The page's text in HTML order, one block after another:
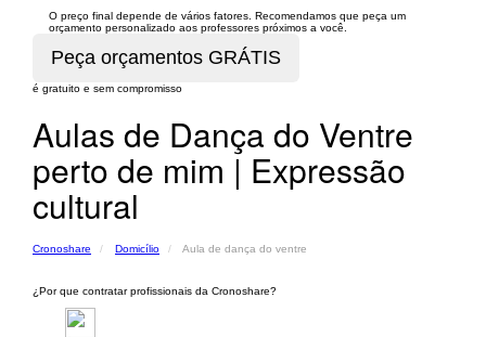
O preço final depende de vários fatores. Recomendamos que peça um
orçamento personalizado aos professores próximos a você.
é gratuito e sem compromisso
Aulas de Dança do Ventre
perto de mim | Expressão
cultural
Cronoshare Domicílio Aula de dança do ventre
¿Por que contratar profissionais da Cronoshare?